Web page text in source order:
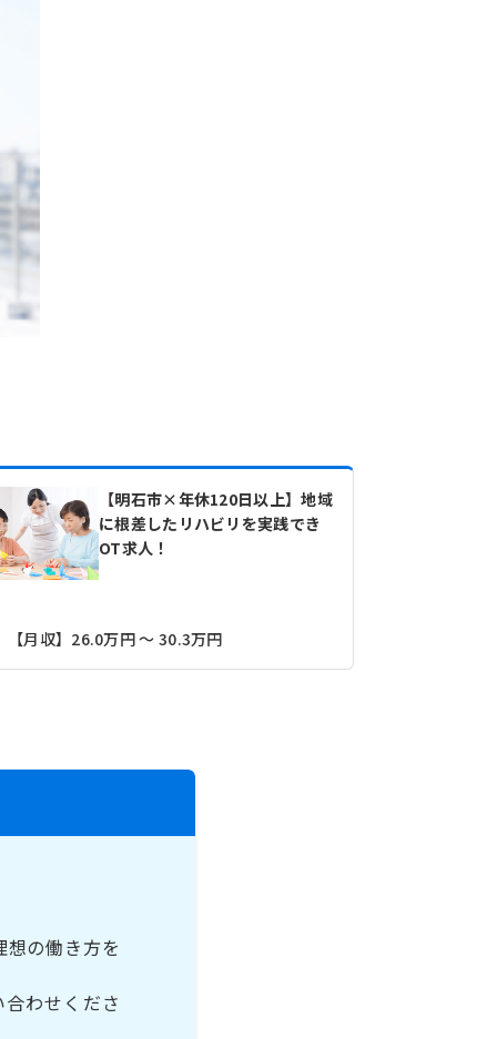
【明石市×年休120日以上】地域
に根差したリハビリを実践でき
OT求人！
【月収】26.0万円 ～ 30.3万円
の働き方を
わせくださ